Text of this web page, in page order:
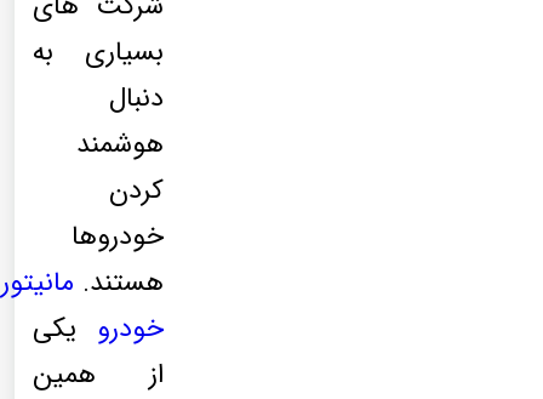
بسیاری به
دنبال
هوشمند
کردن
خودروها
هستند. مانیتور
خودرو یکی
از همین